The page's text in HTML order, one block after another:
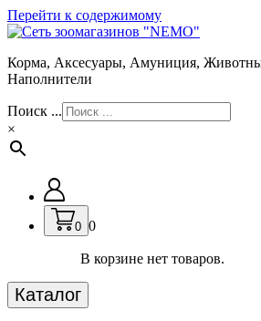
Перейти к содержимому
Корма, Аксесуары, Амуниция,
Наполнители
Поиск ...
×
0 0
В корзине нет товаров.
Каталог